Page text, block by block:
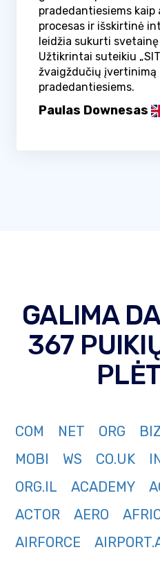
pradedantiesiems
procesas ir išskirtinė
leidžia sukurti
Užtikrintai suteikiu
žvaigždučių įvertinimą
pradedantiesiems.
Paulas Downesas
GALIMA
367
COM NET ORG BIZ
MOBI
WS CO.UK
ORG.IL
ACADEMY
ACTOR
AERO
AIRFORCE